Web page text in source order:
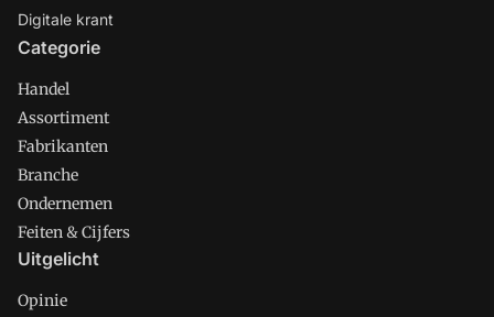
Digitale krant
Categorie
Handel
Assortiment
Fabrikanten
Branche
Ondernemen
Feiten & Cijfers
Uitgelicht
Opinie